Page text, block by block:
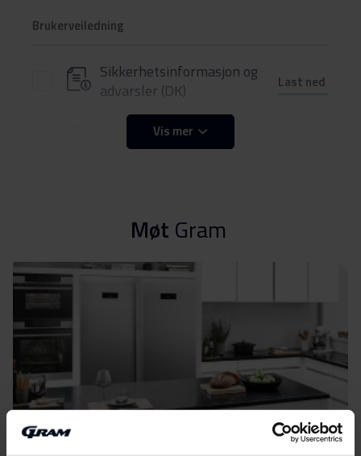
Brukerveiledning
Sikkerhetsinformasjon og
advarsler (DK)
Last ned
Sikkerhetsinformasjon og
advarsler (FI)
advarsler (SV)
Advarsler og
sikkerhetsinformasjon
Last ned
Last ned
Vis mer
Møt Gram